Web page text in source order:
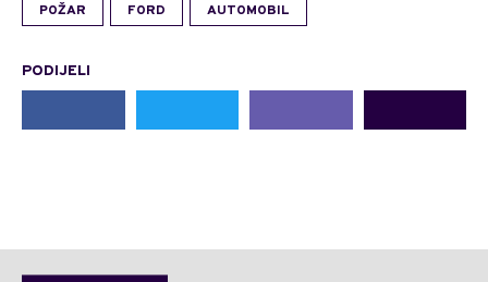
POŽAR FORD AUTOMOBIL
PODIJELI